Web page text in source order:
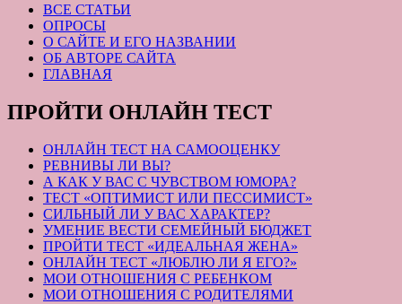
ВСЕ СТАТЬИ
ОПРОСЫ
О САЙТЕ И ЕГО НАЗВАНИИ
ОБ АВТОРЕ САЙТА
ГЛАВНАЯ
ПРОЙТИ ОНЛАЙН ТЕСТ
ОНЛАЙН ТЕСТ НА САМООЦЕНКУ
РЕВНИВЫ ЛИ ВЫ?
А КАК У ВАС С ЧУВСТВОМ ЮМОРА?
ТЕСТ «ОПТИМИСТ ИЛИ ПЕССИМИСТ»
СИЛЬНЫЙ ЛИ У ВАС ХАРАКТЕР?
УМЕНИЕ ВЕСТИ СЕМЕЙНЫЙ БЮДЖЕТ
ПРОЙТИ ТЕСТ «ИДЕАЛЬНАЯ ЖЕНА»
ОНЛАЙН ТЕСТ «ЛЮБЛЮ ЛИ Я ЕГО?»
МОИ ОТНОШЕНИЯ С РЕБЕНКОМ
МОИ ОТНОШЕНИЯ С РОДИТЕЛЯМИ